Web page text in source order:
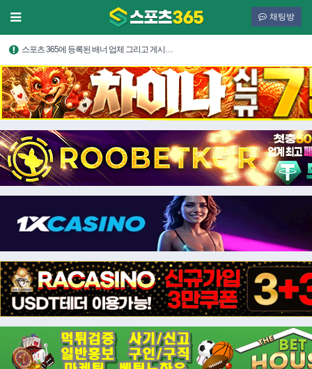
채팅방
스포츠 365에 등록된 배너 업체 그리고 게시…